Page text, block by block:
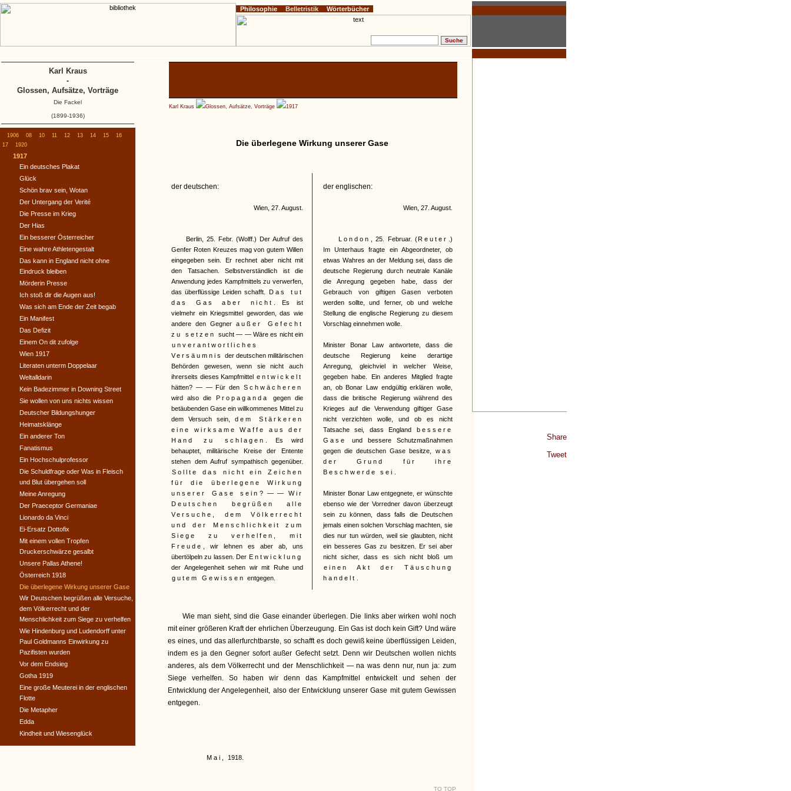
Share
Tweet
Karl Kraus Glossen, Aufsätze, Vorträge 1917
Die überlegene Wirkung unserer Gase
der deutschen: der englischen:
Wien, 27. August. Wien, 27. August.
Berlin, 25. Febr. (Wolff.) Der Aufruf des
Genfer Roten Kreuzes mag von gutem Willen
eingegeben sein. Er rechnet aber nicht mit
den Tatsachen. Selbstverständlich ist die
Anwendung jedes Kampfmittels zu verwerfen,
das überflüssige Leiden schafft. Das tut
das Gas aber nicht
. Es ist
vielmehr ein Kriegsmittel geworden, das wie
andere den Gegner außer Gefecht
zu setzen
sucht — — Wäre es nicht ein
unverantwortliches
Versäumnis
der deutschen militärischen
Behörden gewesen, wenn sie nicht auch
ihrerseits dieses Kampfmittel entwickelt
hätten? — — Für den Schwächeren
wird also die Propaganda
gegen die
betäubenden Gase ein willkommenes Mittel zu
dem Versuch sein, dem Stärkeren
eine wirksame Waffe aus der
Hand zu schlagen
. Es wird
behauptet, militärische Kreise der Entente
stehen dem Aufruf sympathisch gegenüber.
Sollte das nicht ein Zeichen
für die überlegene Wirkung
unserer Gase sein ? — — Wir
Deutschen begrüßen alle
Versuche, dem Völkerrecht
und der Menschlichkeit zum
Siege zu verhelfen, mit
Freude
, wir lehnen es aber ab, uns
übertölpeln zu lassen. Der Entwicklung
der Angelegenheit sehen wir mit Ruhe und
gutem Gewissen entgegen.
London , 25. Februar. (Reuter .)
Im Unterhaus fragte ein Abgeordneter, ob
etwas Wahres an der Meldung sei, dass die
deutsche Regierung durch neutrale Kanäle
die Anregung gegeben habe, dass der
Gebrauch von giftigen Gasen verboten
werden sollte, und ferner, ob und welche
Stellung die englische Regierung zu diesem
Vorschlag einnehmen wolle.
Minister Bonar Law antwortete, dass die
deutsche Regierung keine derartige
Anregung, gleichviel in welcher Weise,
gegeben habe. Ein anderes Mitglied fragte
an, ob Bonar Law endgültig erklären wolle,
dass die britische Regierung während des
Krieges auf die Verwendung giftiger Gase
nicht verzichten wolle, und ob es nicht
Tatsache sei, dass England bessere
Gase
und bessere Schutzmaßnahmen
gegen die deutschen Gase besitze, was
der Grund für ihre
Beschwerde sei
Minister Bonar Law entgegnete, er wünschte
ebenso wie der Vorredner davon überzeugt
sein zu können, dass falls die Deutschen
jemals einen solchen Vorschlag machten, sie
dies nur tun würden, weil sie glaubten, nicht
ein besseres Gas zu besitzen. Er sei aber
nicht sicher, dass es sich nicht bloß um
einen Akt der Täuschung
handelt
Wie man sieht, sind die Gase einander überlegen. Die links aber wirken wohl noch
mit einer größeren Kraft der ehrlichen Überzeugung. Ein Gas ist doch kein Gift? Und wäre
es eines, und das allerfurchtbarste, so schafft es doch gewiß keine überflüssigen Leiden,
indem es ja den Gegner sofort außer Gefecht setzt. Denn wir Deutschen wollen nichts
anderes, als dem Völkerrecht und der Menschlichkeit — na was denn nur, nun ja: zum
Siege verhelfen. So haben wir denn das Kampfmittel entwickelt und sehen der
Entwicklung der Angelegenheit, also der Entwicklung unserer Gase mit gutem Gewissen
entgegen.
Mai, 1918.
TO TOP
1906 08 10 11 12 13 14 15
16
17
1920
1917
Ein deutsches Plakat
Glück
Schön brav sein, Wotan
Der Untergang der Verité
Die Presse im Krieg
Der Hias
Ein besserer Österreicher
Eine wahre Athletengestalt
Das kann in England nicht ohne
Eindruck bleiben
Mörderin Presse
Ich stoß dir die Augen aus!
Was sich am Ende der Zeit begab
Ein Manifest
Das Defizit
Einem On dit zufolge
Wien 1917
Literaten unterm Doppelaar
Weltalldarin
Kein Badezimmer in Downing Street
Sie wollen von uns nichts wissen
Deutscher Bildungshunger
Heimatsklänge
Ein anderer Ton
Fanatismus
Ein Hochschulprofessor
Die Schuldfrage oder Was in Fleisch
und Blut übergehen soll
Meine Anregung
Der Praeceptor Germaniae
Lionardo da Vinci
Ei-Ersatz Dottofix
Mit einem vollen Tropfen
Druckerschwärze gesalbt
Unsere Pallas Athene!
Österreich 1918
Die überlegene Wirkung unserer Gase
Wir Deutschen begrüßen alle Versuche,
dem Völkerrecht und der
Menschlichkeit zum Siege zu verhelfen
Wie Hindenburg und Ludendorff unter
Paul Goldmanns Einwirkung zu
Pazifisten wurden
Vor dem Endsieg
Gotha 1919
Eine große Meuterei in der englischen
Flotte
Die Metapher
Edda
Kindheit und Wiesenglück
Philosophie Belletristik Wörterbücher
Karl Kraus
-
Glossen, Aufsätze, Vorträge
Die Fackel
(1899-1936)